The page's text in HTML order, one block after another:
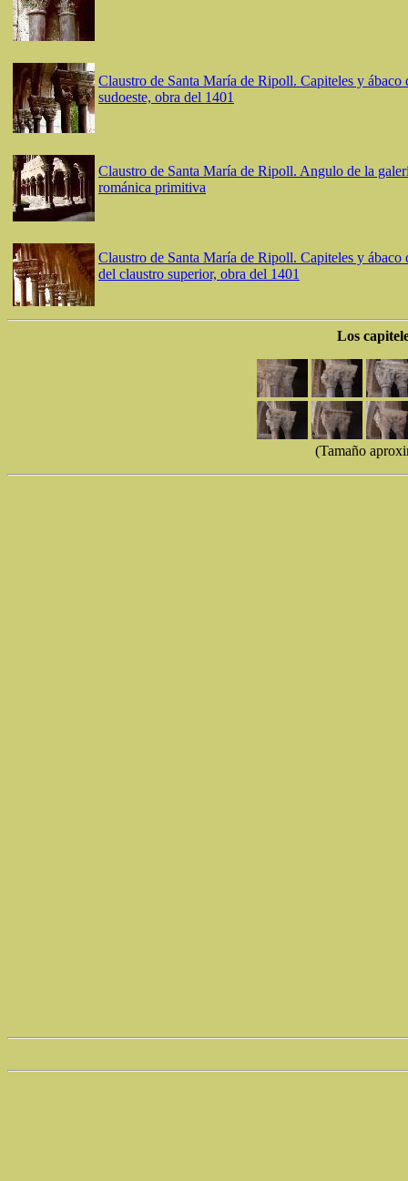
Claustro de Santa María de Ripoll. Capiteles y ábaco
sudoeste, obra del 1401
Claustro de Santa María de Ripoll. Angulo de la
románica primitiva
Claustro de Santa María de Ripoll. Capiteles y ábaco
del claustro superior, obra del 1401
Los
(Tamaño